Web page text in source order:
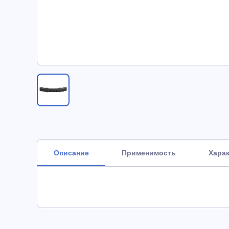
Описание Применимость